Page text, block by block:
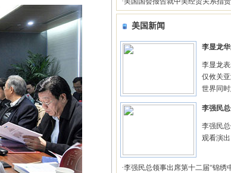
美国新闻
李显龙
李显龙
仅攸关
世界同
李强民
李强民
观看演
·李强民总领事出席第十二届“锦绣